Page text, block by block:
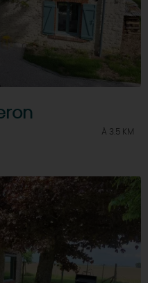
À 3.5 KM